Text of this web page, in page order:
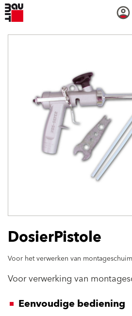
DosierPistole
Voor het verwerken van montageschuim
Voor verwerking van
Eenvoudige bediening